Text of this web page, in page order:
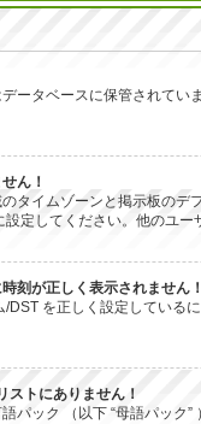
ータベースに保管されてい
ん！
タイムゾーンと掲示板の
定してください。他のユ
刻が正しく表示されません！
/DST を正しく設定している
ストにありません！
パック （以下 “母語パッ